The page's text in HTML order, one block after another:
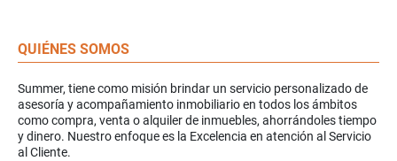
QUIÉNES SOMOS
Summer, tiene como misión brindar un servicio personalizado de
asesoría y acompañamiento inmobiliario en todos los ámbitos
como compra, venta o alquiler de inmuebles, ahorrándoles tiempo
y dinero. Nuestro enfoque es la Excelencia en atención al Servicio
al Cliente.